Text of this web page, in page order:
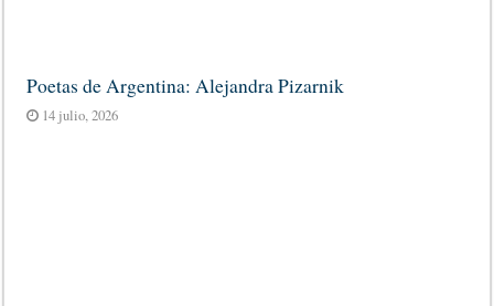
Poetas de Argentina: Alejandra Pizarnik
14 julio, 2026